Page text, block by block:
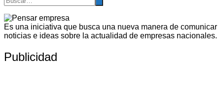
Es una iniciativa que busca una nueva manera de comunicar
noticias e ideas sobre la actualidad de empresas nacionales.
Publicidad